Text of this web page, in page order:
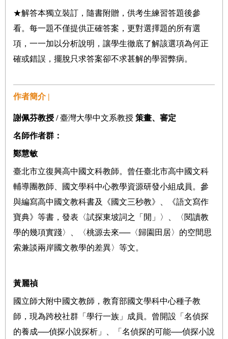
★解答本獨立裝訂，隨書附贈，供考生練習答題後參
看。每一題不僅提供正確答案，更對選擇題的所有選
項，一一加以分析說明，讓學生徹底了解該選項為何正
確或錯誤，擺脫只求答案卻不求甚解的學習弊病。
作者簡介 |
謝佩芬教授 /臺灣大學中文系教授 策畫、審定
名師作者群：
鄭慧敏
臺北市立復興高中國文科教師。曾任臺北市高中國文科
輔導團教師、國文學科中心教學資源研發小組成員。參
與編寫高中國文教科書及《國文三秒教》、《語文寫作
寶典》等書，發表〈試探東坡詞之「閒」〉、〈閱讀教
學的幾項實踐〉、〈桃源去來──〈歸園田居〉的空間思
索兼談兩岸國文教學的差異〉等文。
黃麗禎
國立師大附中國文教師，教育部國文學科中心種子教
師，現為跨校社群「學行一族」成員。曾開設「名偵探
的養成──偵探小說探析」、「名偵探的可能──偵探小說